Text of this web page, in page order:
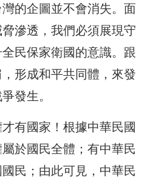
的企圖並不會消失。面
滲透，我們必須展現守
民保家衛國的意識。跟
形成和平共同體，來發
發生。
有國家！根據中華民國
於國民全體；有中華民
民；由此可見，中華民